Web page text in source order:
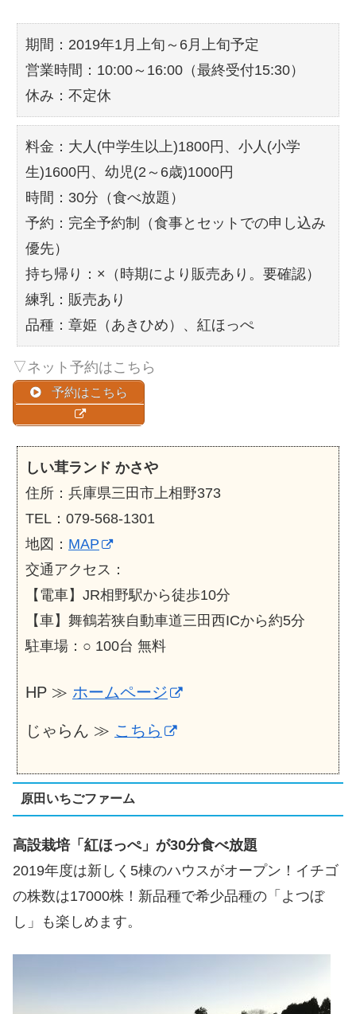
期間：2019年1月上旬～6月上旬予定
営業時間：10:00～16:00（最終受付15:30）
休み：不定休
料金：大人(中学生以上)1800円、小人(小学
生)1600円、幼児(2～6歳)1000円
時間：30分（食べ放題）
予約：完全予約制（食事とセットでの申し込み
優先）
持ち帰り：×（時期により販売あり。要確認）
練乳：販売あり
品種：章姫（あきひめ）、紅ほっぺ
▽ネット予約はこちら
予約はこちら
しい茸ランド かさや
住所：兵庫県三田市上相野373
TEL：079-568-1301
地図： MAP
交通アクセス：
【電車】JR相野駅から徒歩10分
【車】舞鶴若狭自動車道三田西ICから約5分
駐車場：○ 100台 無料
HP ≫ ホームページ
じゃらん ≫ こちら
原田いちごファーム
高設栽培「紅ほっぺ」が30分食べ放題
2019年度は新しく5棟のハウスがオープン！イチゴ
の株数は17000株！新品種で希少品種の「よつぼ
し」も楽しめます。